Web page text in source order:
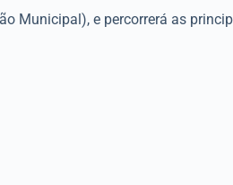
Municipal), e percorrerá as